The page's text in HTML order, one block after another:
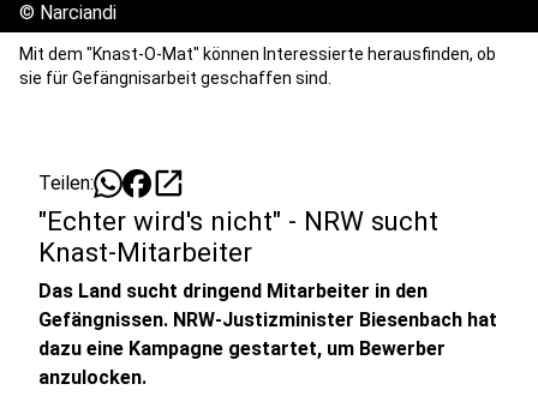
© Narciandi
Mit dem "Knast-O-Mat" können Interessierte herausfinden, ob
sie für Gefängnisarbeit geschaffen sind.
Teilen: open_in_new
"Echter wird's nicht" - NRW sucht
Knast-Mitarbeiter
Das Land sucht dringend Mitarbeiter in den
Gefängnissen. NRW-Justizminister Biesenbach hat
dazu eine Kampagne gestartet, um Bewerber
anzulocken.